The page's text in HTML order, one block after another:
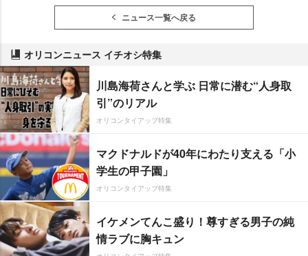
ニュース一覧へ戻る
オリコンニュース イチオシ特集
川島海荷さんと学ぶ 日常に潜む“人身取
引”のリアル
オリコンタイアップ特集
マクドナルドが40年にわたり支える「小
学生の甲子園」
オリコンタイアップ特集
イケメンてんこ盛り！尊すぎる男子の純
情ラブに胸キュン